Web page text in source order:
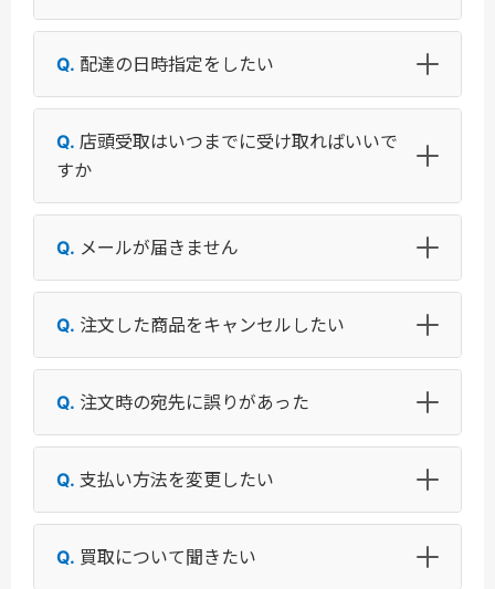
配達の日時指定をしたい
店頭受取はいつまでに受け取ればいいで
すか
メールが届きません
注文した商品をキャンセルしたい
注文時の宛先に誤りがあった
支払い方法を変更したい
買取について聞きたい